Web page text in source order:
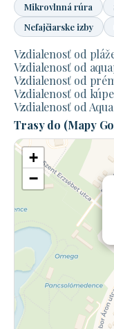
Mikrovlnná rúra
Nefajčiarske izby
Vzdialenosť od
Vzdialenosť od
Vzdialenosť od
Vzdialenosť od
Vzdialenosť od
Trasy do (Mapy
+
−